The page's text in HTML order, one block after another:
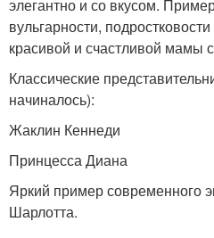
элегантно и со вкусом.
вульгарности,
красивой и счастливой мамы
Классические
начиналось):
Жаклин Кеннеди
Принцесса Диана
Яркий пример современного
Шарлотта.